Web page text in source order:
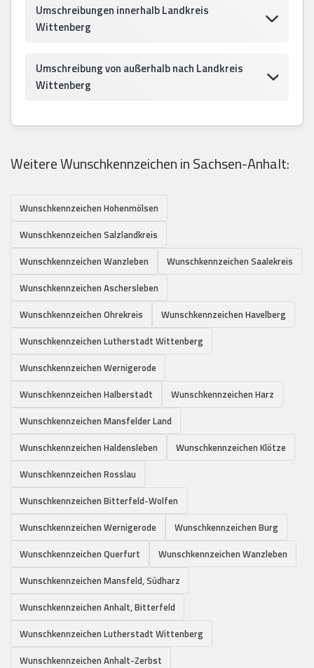
Umschreibungen innerhalb Landkreis
Wittenberg
Umschreibung von außerhalb nach Landkreis
Wittenberg
Weitere Wunschkennzeichen in Sachsen-Anhalt:
Wunschkennzeichen Hohenmölsen
Wunschkennzeichen Salzlandkreis
Wunschkennzeichen Wanzleben
Wunschkennzeichen Saalekreis
Wunschkennzeichen Aschersleben
Wunschkennzeichen Ohrekreis
Wunschkennzeichen Havelberg
Wunschkennzeichen Lutherstadt Wittenberg
Wunschkennzeichen Wernigerode
Wunschkennzeichen Halberstadt
Wunschkennzeichen Harz
Wunschkennzeichen Mansfelder Land
Wunschkennzeichen Haldensleben
Wunschkennzeichen Klötze
Wunschkennzeichen Rosslau
Wunschkennzeichen Bitterfeld-Wolfen
Wunschkennzeichen Wernigerode
Wunschkennzeichen Burg
Wunschkennzeichen Querfurt
Wunschkennzeichen Wanzleben
Wunschkennzeichen Mansfeld, Südharz
Wunschkennzeichen Anhalt, Bitterfeld
Wunschkennzeichen Lutherstadt Wittenberg
Wunschkennzeichen Anhalt-Zerbst